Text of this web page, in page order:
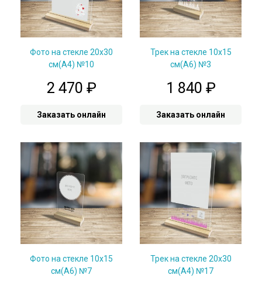
Фото на стекле 20х30
см(А4) №10
2 470 ₽
Заказать онлайн
Трек на стекле 10х15
см(А6) №3
1 840 ₽
Заказать онлайн
Фото на стекле 10х15
см(А6) №7
Трек на стекле 20х30
см(А4) №17